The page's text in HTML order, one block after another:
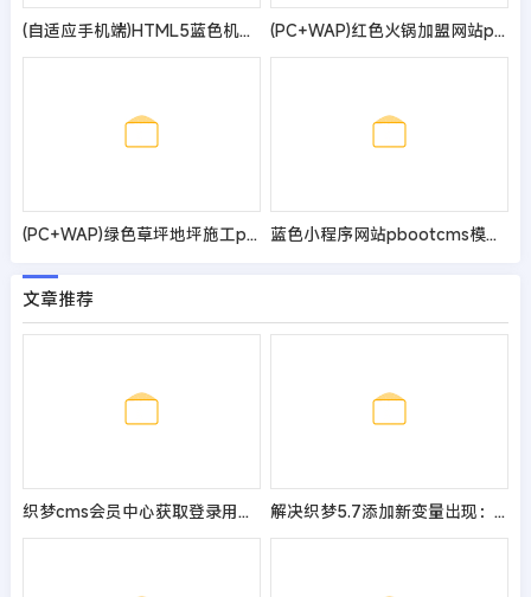
(自适应手机端)HTML5蓝色机械电力设备pbootcms网站模板 发电机维修类网站源码 (PC+WAP)红色火锅加盟网站pbootcms模板 餐饮美食网站源码
(PC+WAP)绿色草坪地坪施工pbootcms网站模板 操场人造草坪网站源码 蓝色小程序网站pbootcms模板-小程序电商软件开发公司网站源码（pc+wap）
文章推荐
织梦cms会员中心获取登录用户名与ID号的方法 解决织梦5.7添加新变量出现：Request var not allow!的办法